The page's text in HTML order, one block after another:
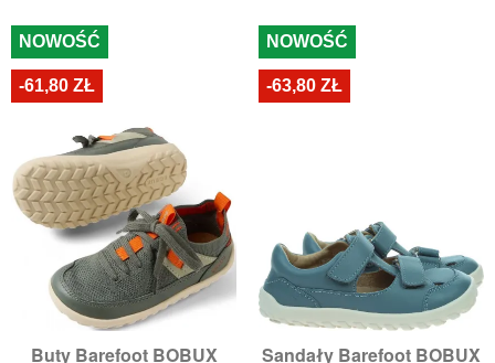
Buty Barefoot BOBUX
NOWOŚĆ
-61,80 ZŁ
Sandały Barefoot BOBUX
NOWOŚĆ
-63,80 ZŁ